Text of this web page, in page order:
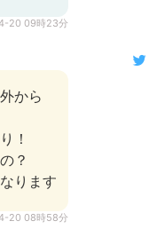
20 09時23分
から
！
？
ります
20 08時58分